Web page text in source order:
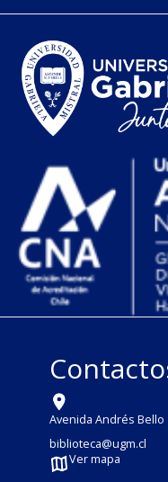
Avenida Andrés Bello
biblioteca@ugm.cl
Ver mapa